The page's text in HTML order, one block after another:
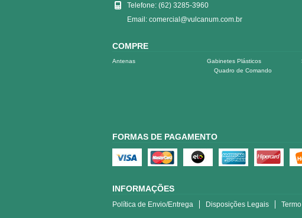
Telefone: (62) 3285-3960
Email: comercial@vulcanum.com.br
COMPRE
Antenas
Gabinetes Plásticos
Quadro de Comando
FORMAS DE PAGAMENTO
INFORMAÇÕES
Política de Envio/Entrega Disposições Legais